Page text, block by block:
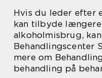
Hvis du leder efter
kan tilbyde
alkoholmisbrug,
Behandlingscenter
mere om
behandling på